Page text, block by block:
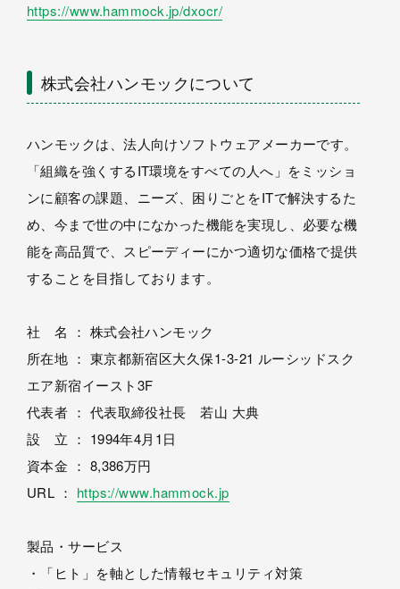
https://www.hammock.jp/dxocr/
株式会社ハンモックについて
ハンモックは、法人向けソフトウェアメーカーです。
「組織を強くするIT環境をすべての人へ」をミッショ
ンに顧客の課題、ニーズ、困りごとをITで解決するた
め、今まで世の中になかった機能を実現し、必要な機
能を高品質で、スピーディーにかつ適切な価格で提供
することを目指しております。
社 名 ： 株式会社ハンモック
所在地 ： 東京都新宿区大久保1-3-21 ルーシッドスク
エア新宿イースト3F
代表者 ： 代表取締役社長 若山 大典
設 立 ： 1994年4月1日
資本金 ： 8,386万円
URL ： https://www.hammock.jp
製品・サービス
・「ヒト」を軸とした情報セキュリティ対策